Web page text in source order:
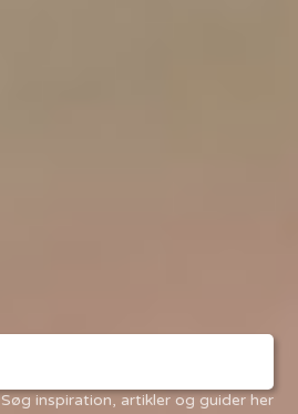
Søg inspiration, artikler og guider her